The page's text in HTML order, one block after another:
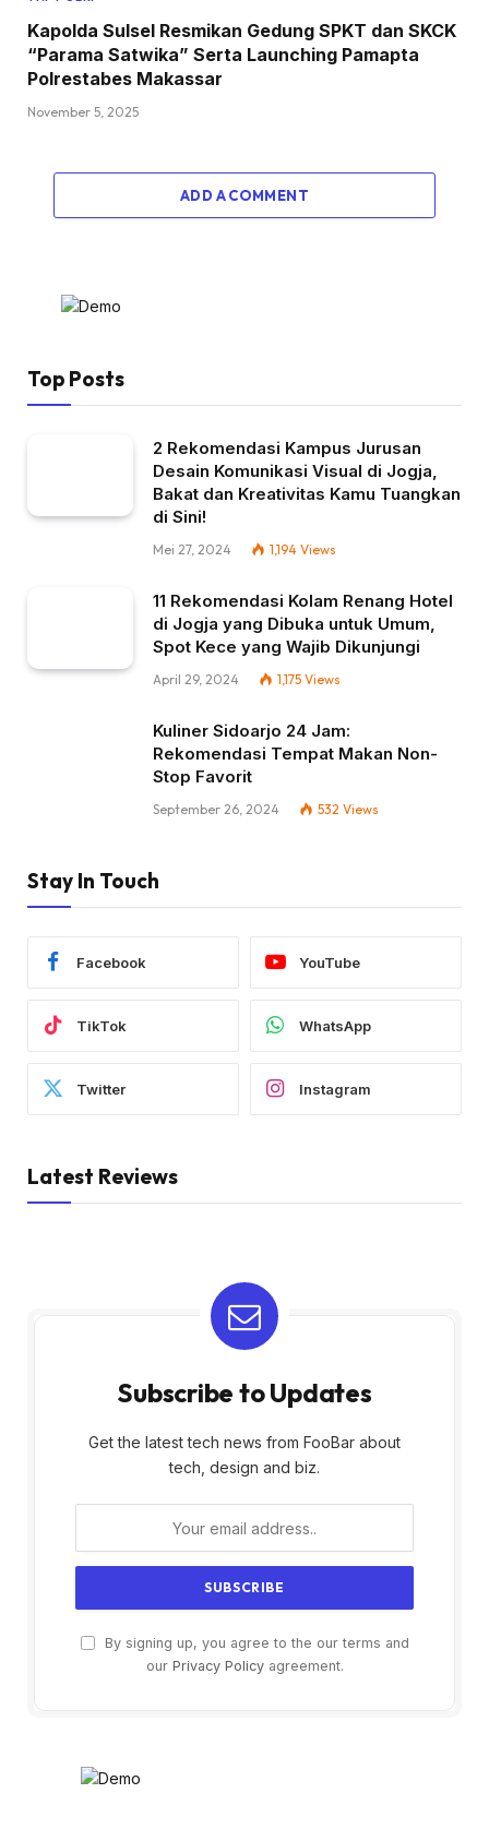
Kapolda Sulsel Resmikan Gedung SPKT dan SKCK
“Parama Satwika” Serta Launching Pamapta
Polrestabes Makassar
November 5, 2025
ADD A COMMENT
Top Posts
2 Rekomendasi Kampus Jurusan
Desain Komunikasi Visual di Jogja,
Bakat dan Kreativitas Kamu Tuangkan
di Sini!
Mei 27, 2024 1,194 Views
11 Rekomendasi Kolam Renang Hotel
di Jogja yang Dibuka untuk Umum,
Spot Kece yang Wajib Dikunjungi
April 29, 2024 1,175 Views
Kuliner Sidoarjo 24 Jam:
Rekomendasi Tempat Makan Non-
Stop Favorit
September 26, 2024 532 Views
Stay In Touch
Facebook YouTube
TikTok WhatsApp
Twitter Instagram
Latest Reviews
Subscribe to Updates
Get the latest tech news from FooBar about
tech, design and biz.
By signing up, you agree to the our terms and
our Privacy Policyagreement.